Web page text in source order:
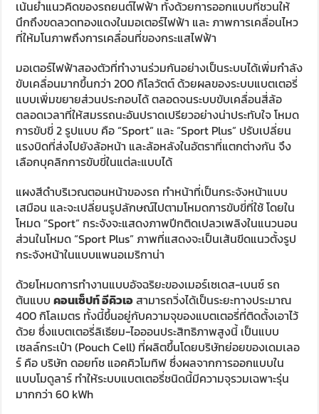
เน้นย้ำแนวคิดของรถยนต์ไฟฟ้า ทั้งด้วยการออกแบบที่ชวนให้
นึกถึงขดลวดทองแดงในมอเตอร์ไฟฟ้า และ ภาพการเคลื่อนไหว
ที่ให้มโนภาพถึงการเคลื่อนที่ของกระแสไฟฟ้า
มอเตอร์ไฟฟ้าสองตัวที่ทำงานร่วมกันอย่างเป็นระบบได้เพิ่มกำลัง
ขับเคลื่อนมากขึ้นกว่า 200 กิโลวัตต์ ด้วยผลของระบบแบตเตอรี่
แบบเพิ่มขยายส่วนประกอบได้ ตลอดจนระบบขับเคลื่อนสี่ล้อ
ตลอดเวลาที่ให้สมรรถนะอันปราดเปรียวอย่างน่าประทับใจ โหมด
การขับขี่ 2 รูปแบบ คือ “Sport” และ “Sport Plus” ปรับเปลี่ยน
แรงบิดที่ส่งไปยังล้อหน้า และล้อหลังในอัตราที่แตกต่างกัน จึง
เลือกบุคลิกการขับขี่ในแต่ละแบบได้
แผงสีดำบริเวณตอนหน้าของรถ ทำหน้าที่เป็นกระจังหน้าแบบ
เสมือน และจะเปลี่ยนรูปลักษณ์ไปตามโหมดการขับขี่ที่ใช้ โดยใน
โหมด “Sport” กระจังจะแสดงภาพปีกติดเปลวเพลิงในแนวนอน
ส่วนในโหมด “Sport Plus” ภาพที่แสดงจะเป็นเส้นขีดแนวตั้งรูป
กระจังหน้าในแบบแพนอเมริกาน่า
ด้วยโหมดการทำงานแบบอัจฉริยะของเมอร์เซเดส-เบนซ์ รถ
ต้นแบบคอนเซ็ปท์ อีคิวเอสามารถวิ่งได้เป็นระยะทางประมาณ
400 กิโลเมตร ทั้งนี้ขึ้นอยู่กับความจุของแบตเตอรี่ที่ติดตั้งเอาไว้
ด้วย ซึ่งแบตเตอรี่ลิเธียม-ไอออนประสิทธิภาพสูงนี้ เป็นแบบ
เซลล์กระเป๋า (Pouch Cell) ที่ผลิตขึ้นโดยบริษัทย่อยของเดมเลอ
ร์ คือ บริษัท ดอยท์ช แอคคิวโมทิฟ ซึ่งผลจากการออกแบบใน
แบบโมดูลาร์ ทำให้ระบบแบตเตอรี่ชนิดนี้มีความจุรวมเฉพาะรุ่น
มากกว่า 60 kWh